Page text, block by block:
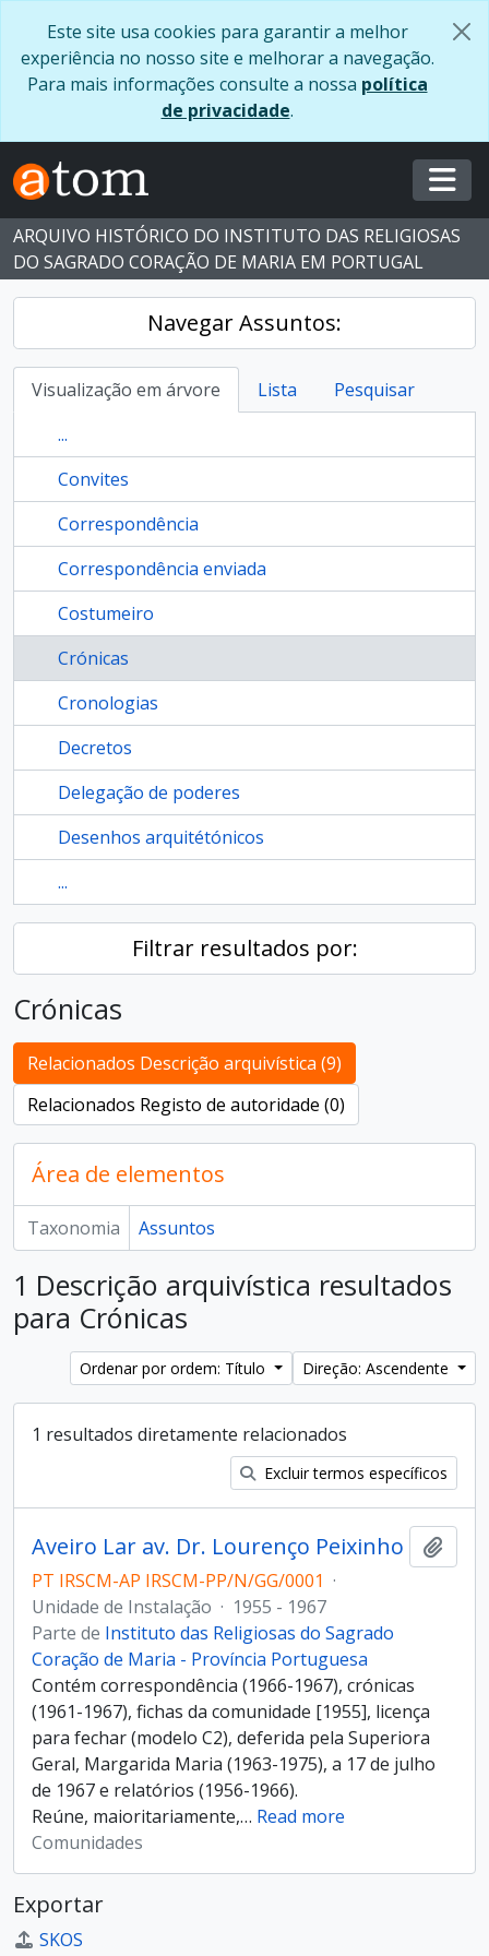
Este site usa cookies para garantir a melhor
experiência no nosso site e melhorar a navegação.
Para mais informações consulte a nossa política
de privacidade.
ARQUIVO HISTÓRICO DO INSTITUTO DAS RELIGIOSAS
DO SAGRADO CORAÇÃO DE MARIA EM PORTUGAL
Navegar Assuntos:
Visualização em árvore Lista
Pesquisar
...
Convites
Correspondência
Correspondência enviada
Costumeiro
Crónicas
Cronologias
Decretos
Delegação de poderes
Desenhos arquitétónicos
...
Filtrar resultados por:
Crónicas
Relacionados Descrição arquivística (9)
Relacionados Registo de autoridade (0)
Área de elementos
Taxonomia Assuntos
1 Descrição arquivística resultados
para Crónicas
Ordenar por ordem: Título Direção: Ascendente
1 resultados diretamente relacionados
Excluir termos específicos
Aveiro Lar av. Dr. Lourenço Peixinho
PT IRSCM-AP IRSCM-PP/N/GG/0001 ·
Unidade de Instalação · 1955 - 1967
Parte de Instituto das Religiosas do Sagrado
Coração de Maria - Província Portuguesa
Contém correspondência (1966-1967), crónicas
(1961-1967), fichas da comunidade [1955], licença
para fechar (modelo C2), deferida pela Superiora
Geral, Margarida Maria (1963-1975), a 17 de julho
de 1967 e relatórios (1956-1966).
Reúne, maioritariamente,… Read more
Comunidades
Exportar
SKOS